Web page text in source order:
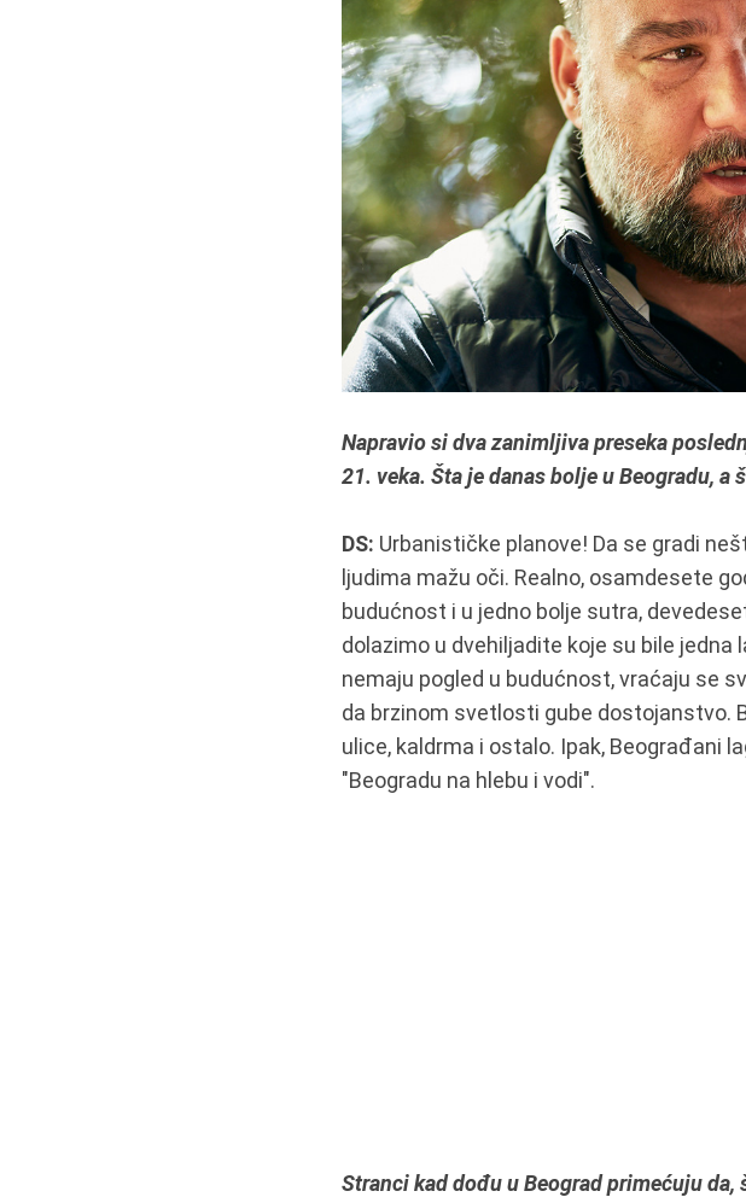
Napravio si dva zanimljiva preseka
21. veka. Šta je danas bolje u Beogradu,
DS: Urbanističke planove! Da se gradi
ljudima mažu oči. Realno, osamdesete
budućnost i u jedno bolje sutra,
dolazimo u dvehiljadite koje su bile
nemaju pogled u budućnost, vraćaju se
da brzinom svetlosti gube dostojanstvo.
ulice, kaldrma i ostalo. Ipak, Beograđani
"Beogradu na hlebu i vodi".
Stranci kad dođu u Beograd primećuju